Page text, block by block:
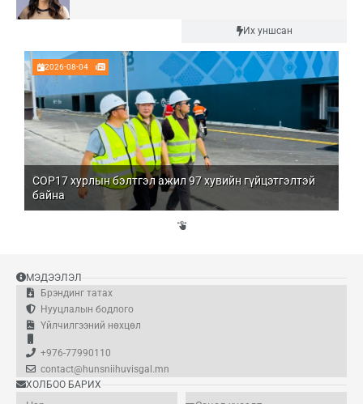
Их уншсан
2026-08-04
COP17 хурлын бэлтгэл ажил 97 хувийн гүйцэтгэлтэй
байна
МЭДЭЭЛЭЛ
Брэндинг татах
Нууцлалын бодлого
Үйлчилгээний нөхцөл
+976-77990110
contact@hunsniihuvisgal.mn
ХОЛБОО БАРИХ